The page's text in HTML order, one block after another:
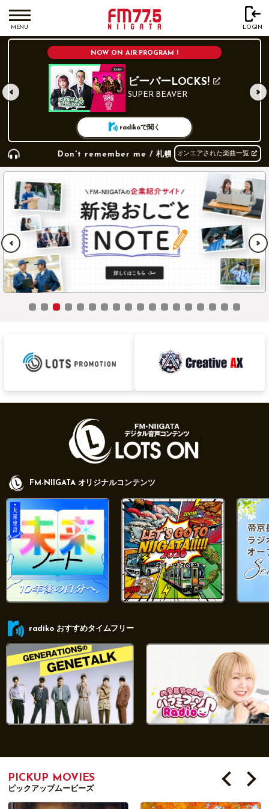
MENU LOGIN
NOW ON AIR PROGRAM !
ビーバーLOCKS!
SUPER BEAVER
radikoで聞く
Don't remember me / 札幌某所 オンエアされた楽曲一覧
FM-NIIGATA オリジナルコンテンツ
radiko おすすめタイムフリー
PICKUP MOVIES
ピックアップムービーズ